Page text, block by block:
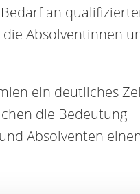
an
Absolventinnen
ein deutliches
die Bedeutung
Absolventen